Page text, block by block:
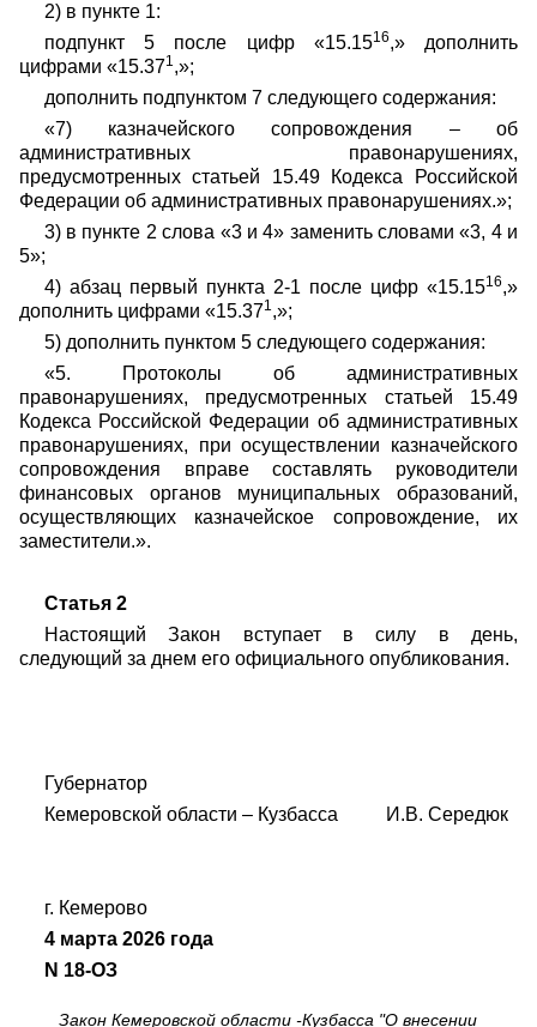
2) в пункте 1:
подпункт 5 после цифр «15.1516,» дополнить
цифрами «15.371,»;
дополнить подпунктом 7 следующего содержания:
«7) казначейского сопровождения – об
административных правонарушениях,
предусмотренных статьей 15.49 Кодекса Российской
Федерации об административных правонарушениях.»;
3) в пункте 2 слова «3 и 4» заменить словами «3, 4 и
5»;
4) абзац первый пункта 2-1 после цифр «15.1516,»
дополнить цифрами «15.371,»;
5) дополнить пунктом 5 следующего содержания:
«5. Протоколы об административных
правонарушениях, предусмотренных статьей 15.49
Кодекса Российской Федерации об административных
правонарушениях, при осуществлении казначейского
сопровождения вправе составлять руководители
финансовых органов муниципальных образований,
осуществляющих казначейское сопровождение, их
заместители.».
Статья 2
Настоящий Закон вступает в силу в день,
следующий за днем его официального опубликования.
Губернатор
Кемеровской области – Кузбасса И.В. Середюк
г. Кемерово
4 марта 2026 года
N 18-ОЗ
Закон Кемеровской области -Кузбасса "О внесении